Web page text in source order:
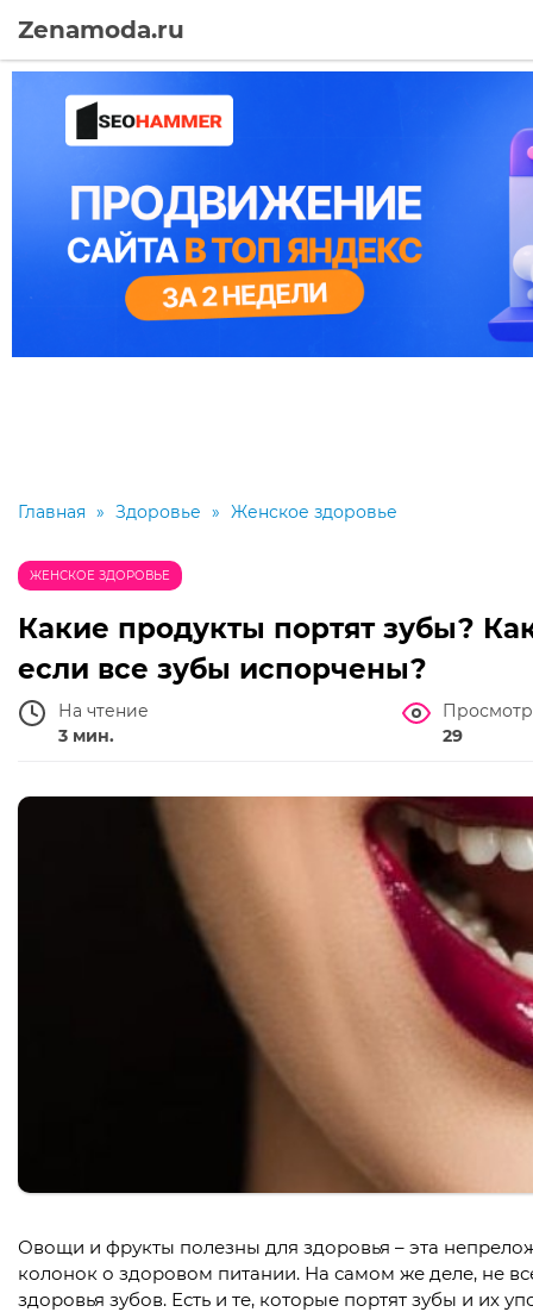
Zenamoda.ru
Главная » Здоровье » Женское здоровье
ЖЕНСКОЕ ЗДОРОВЬЕ
Какие продукты портят зубы?
если все зубы испорчены?
На чтение
3 мин.
29
Овощи и фрукты полезны для здоровья – эта
колонок о здоровом питании. На самом же деле, не
здоровья зубов. Есть и те, которые портят зубы и их